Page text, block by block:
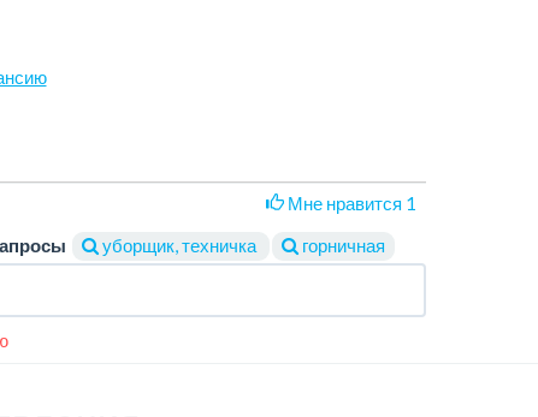
Мне нравится 1
уборщик, техничка горничная